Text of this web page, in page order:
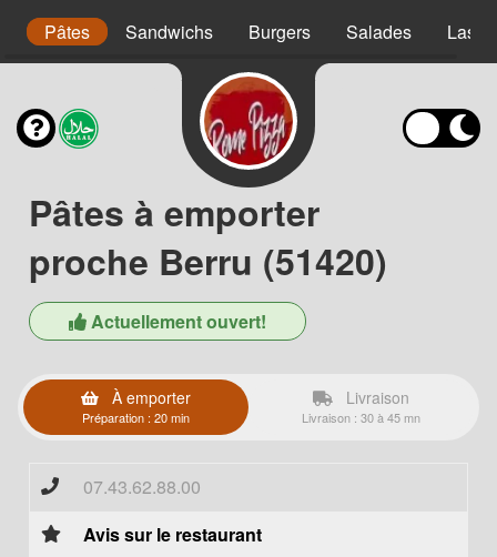
Pâtes Sandwichs Burgers Salades
Pâtes à emporter
proche Berru (51420)
Actuellement ouvert!
À emporter
Préparation : 20 min
Livraison
Livraison : 30 à 45 mn
07.43.62.88.00
Avis sur le restaurant